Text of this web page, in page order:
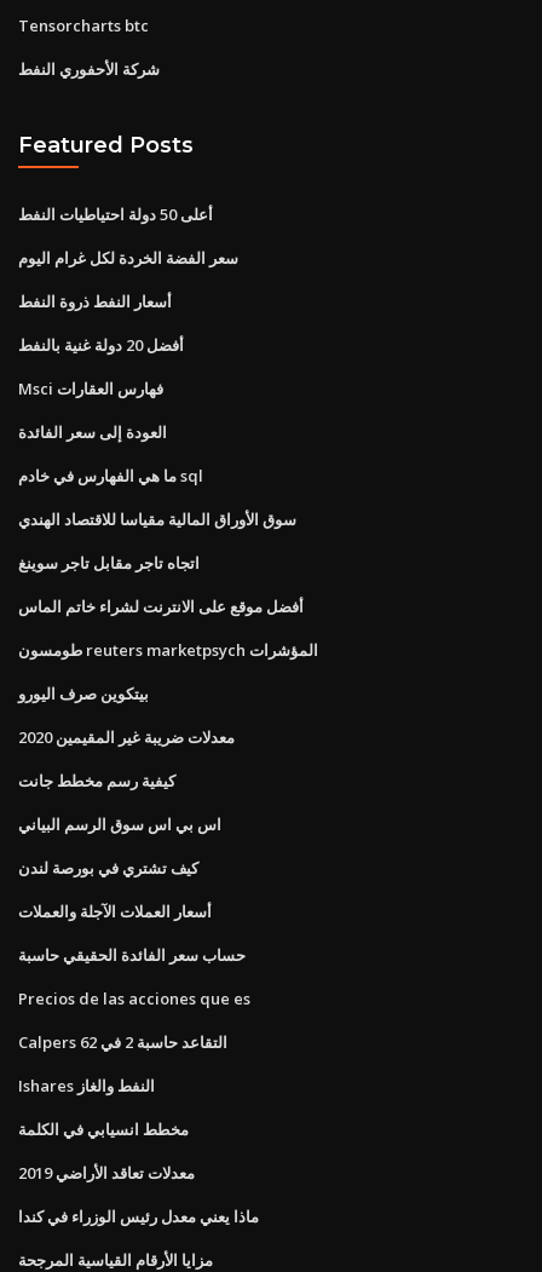
Tensorcharts btc
شركة الأحفوري النفط
Featured Posts
أعلى 50 دولة احتياطيات النفط
سعر الفضة الخردة لكل غرام اليوم
أسعار النفط ذروة النفط
أفضل 20 دولة غنية بالنفط
Msci فهارس العقارات
العودة إلى سعر الفائدة
ما هي الفهارس في خادم sql
سوق الأوراق المالية مقياسا للاقتصاد الهندي
اتجاه تاجر مقابل تاجر سوينغ
أفضل موقع على الانترنت لشراء خاتم الماس
طومسون reuters marketpsych المؤشرات
بيتكوين صرف اليورو
معدلات ضريبة غير المقيمين 2020
كيفية رسم مخطط جانت
اس بي اس سوق الرسم البياني
كيف تشتري في بورصة لندن
أسعار العملات الآجلة والعملات
حساب سعر الفائدة الحقيقي حاسبة
Precios de las acciones que es
Calpers التقاعد حاسبة 2 في 62
Ishares النفط والغاز
مخطط انسيابي في الكلمة
معدلات تعاقد الأراضي 2019
ماذا يعني معدل رئيس الوزراء في كندا
مزايا الأرقام القياسية المرجحة